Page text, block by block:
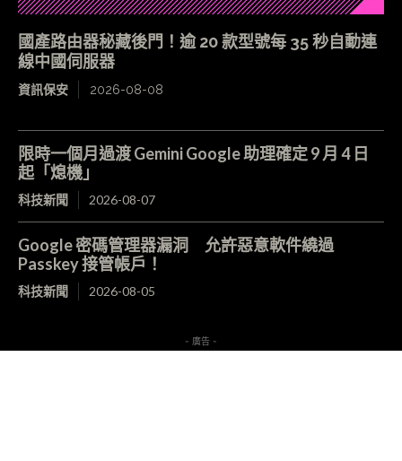
國產路由器秘藏後門！逾 20 款型號每 35 秒自動連
線中國伺服器
資訊保安 2026-08-08
限時一個月過渡 Gemini Google 助理確定 9 月 4 日
起「熄機」
科技新聞 2026-08-07
Google 密碼管理器漏洞 允許惡意軟件繞過
Passkey 接管帳戶！
科技新聞 2026-08-05
- 廣告 -